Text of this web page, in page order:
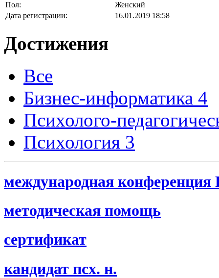
Пол:
Женский
Дата регистрации:
16.01.2019 18:58
Достижения
Все
Бизнес-информатика 4
Психолого-
Психология 3
международная конференция
методическая помощь
сертификат
кандидат псх. н.